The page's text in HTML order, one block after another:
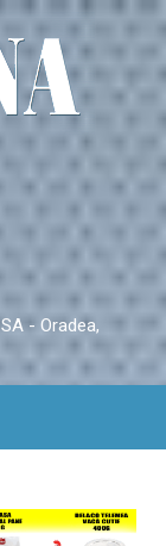
- Oradea,